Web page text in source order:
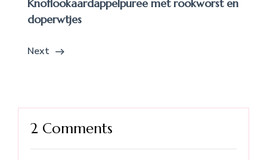
Knoflookaardappelpuree met rookworst en
doperwtjes
Next
2 Comments